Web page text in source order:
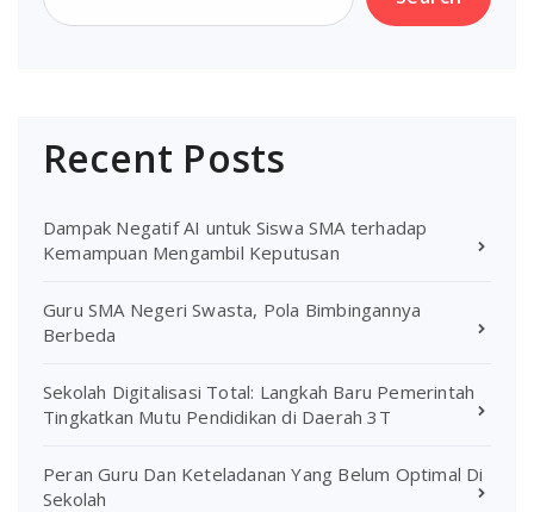
Recent Posts
Dampak Negatif AI untuk Siswa SMA terhadap
Kemampuan Mengambil Keputusan
Guru SMA Negeri Swasta, Pola Bimbingannya
Berbeda
Sekolah Digitalisasi Total: Langkah Baru Pemerintah
Tingkatkan Mutu Pendidikan di Daerah 3T
Peran Guru Dan Keteladanan Yang Belum Optimal Di
Sekolah